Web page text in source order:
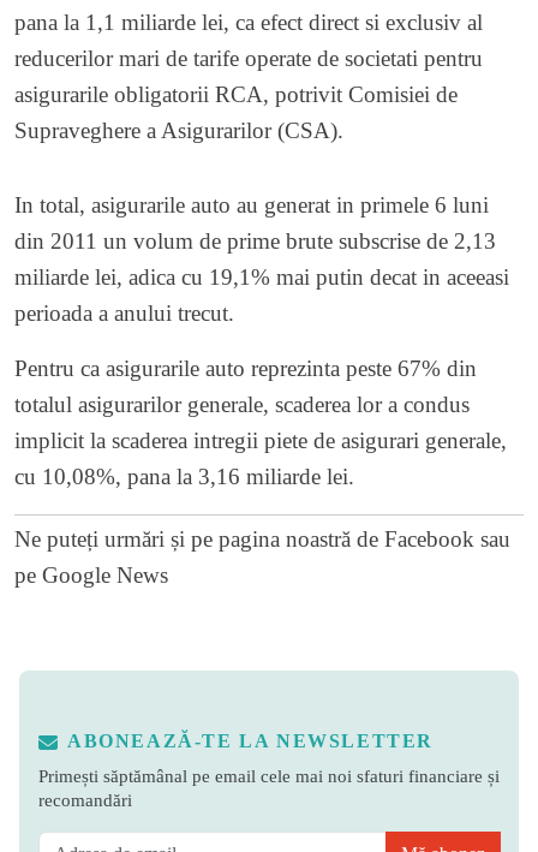
pana la 1,1 miliarde lei, ca efect direct si exclusiv al
reducerilor mari de tarife operate de societati pentru
asigurarile obligatorii RCA, potrivit Comisiei de
Supraveghere a Asigurarilor (CSA).
In total, asigurarile auto au generat in primele 6 luni
din 2011 un volum de prime brute subscrise de 2,13
miliarde lei, adica cu 19,1% mai putin decat in aceeasi
perioada a anului trecut.
Pentru ca asigurarile auto reprezinta peste 67% din
totalul asigurarilor generale, scaderea lor a condus
implicit la scaderea intregii piete de asigurari generale,
cu 10,08%, pana la 3,16 miliarde lei.
Ne puteți urmări și pe pagina noastră de Facebook sau
pe Google News
ABONEAZĂ-TE LA NEWSLETTER
Primești săptămânal pe email cele mai noi sfaturi financiare și
recomandări